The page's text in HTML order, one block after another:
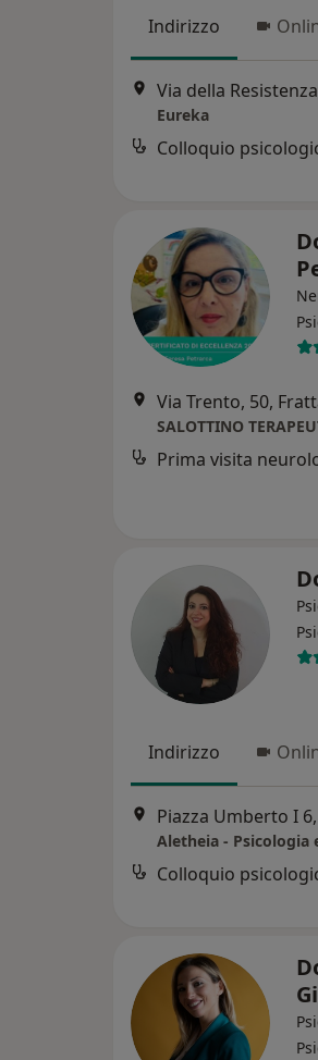
Indirizzo
Via della
Eureka
Colloquio
Via Trento, 50,
SALOTTINO
Prima visita
Indirizzo
Piazza Umberto I
Aletheia - Psicologia
Colloquio